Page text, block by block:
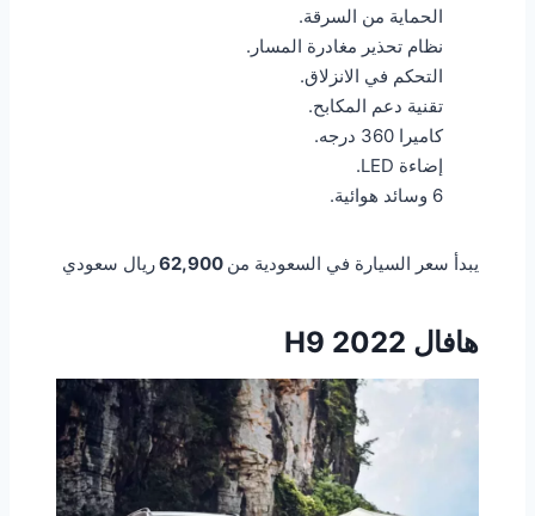
الحماية من السرقة.
نظام تحذير مغادرة المسار.
التحكم في الانزلاق.
تقنية دعم المكابح.
كاميرا 360 درجه.
إضاءة LED.
6 وسائد هوائية.
يبدأ سعر السيارة في السعودية من ريال سعودي
هافال H9 2022